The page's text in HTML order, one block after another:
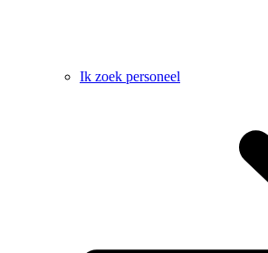
Ik zoek personeel